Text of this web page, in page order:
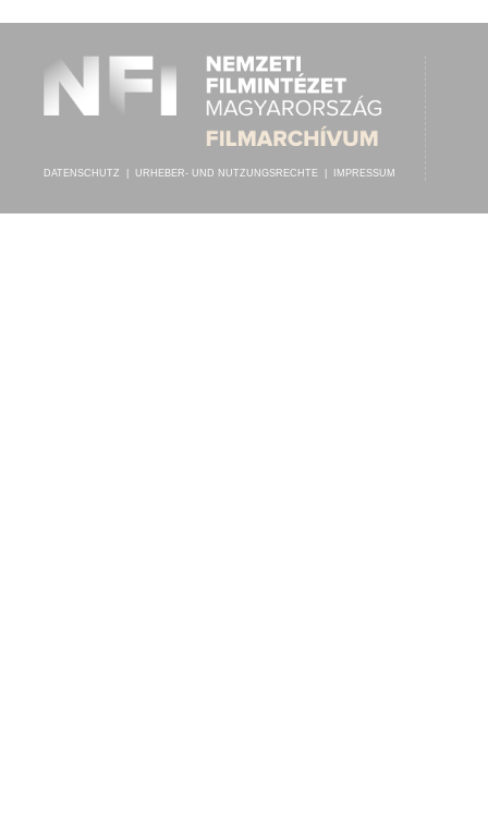
DATENSCHUTZ URHEBER- UND NUTZUNGSRECHTE IMPRESSUM